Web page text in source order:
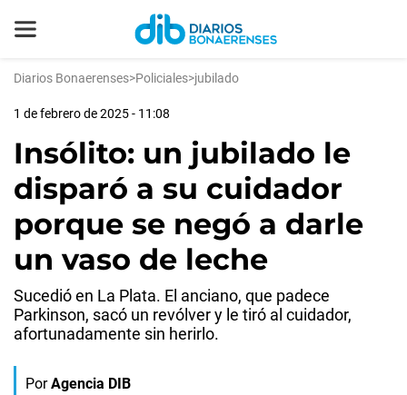
Diarios Bonaerenses>Policiales>jubilado
1 de febrero de 2025 - 11:08
Insólito: un jubilado le
disparó a su cuidador
porque se negó a darle
un vaso de leche
Sucedió en La Plata. El anciano, que padece
Parkinson, sacó un revólver y le tiró al cuidador,
afortunadamente sin herirlo.
Por Agencia DIB